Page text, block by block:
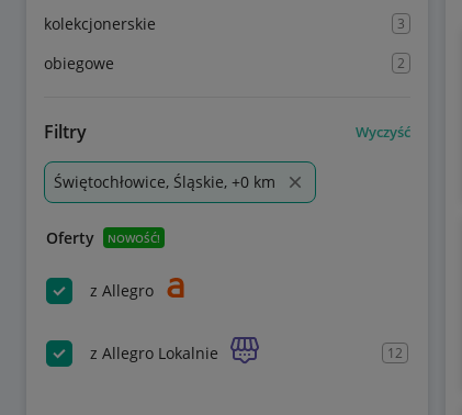
kolekcjonerskie 3
obiegowe 2
Filtry Wyczyść
Świętochłowice, Śląskie, +0 km
Oferty NOWOŚĆ!
z Allegro
z Allegro Lokalnie 12